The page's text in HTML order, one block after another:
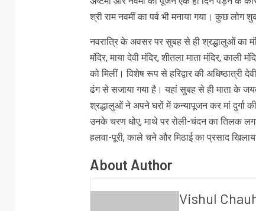
श्री राम नवमीं का पर्व भी मनाया गया। कुछ लोग
नवरात्रि के अवसर पर सुबह से ही श्रद्धालुओं का
मंदिर, माया देवी मंदिर, शीतला माता मंदिर, काली
को मिलीं। विशेष रूप से हरिद्वार की अधिष्ठात्री
ढंग से सजाया गया है। यहां सुबह से ही माता के
श्रद्धालुओं ने अपने घरों में कन्यापूजन कर मां दुर्गा
उनके चरण धोए, माथे पर रोली-चंदन का तिलक
हलवा-पूरी, काले चने और मिठाई का प्रसाद
About Author
Vishul